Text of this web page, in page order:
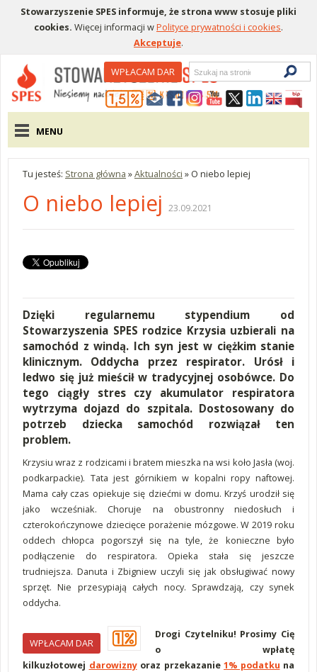
Stowarzyszenie SPES informuje, że strona www stosuje pliki
cookies. Więcej informacji wPolityce prywatności i cookies.
Akceptuje.
Menu pomocniczeWPŁACAM DAR
Wyszukiwarka
Menu główne
MENU
Tu jesteś: Strona główna »Aktualności » O niebo lepiej
O niebo lepiej 23.09.2021
Dzięki regularnemu stypendium od
Stowarzyszenia SPES rodzice Krzysia uzbierali na
samochód z windą. Ich syn jest w ciężkim stanie
klinicznym. Oddycha przez respirator. Urósł i
ledwo się już mieścił w tradycyjnej osobówce. Do
tego ciągły stres czy akumulator respiratora
wytrzyma dojazd do szpitala. Dostosowany do
potrzeb dziecka samochód rozwiązał ten
problem.
Krzysiu wraz z rodzicami i bratem mieszka na wsi koło Jasła (woj.
podkarpackie). Tata jest górnikiem w kopalni ropy naftowej.
Mama cały czas opiekuje się dziećmi w domu. Krzyś urodził się
jako wcześniak. Choruje na obustronny niedosłuch i
czterokończynowe dziecięce porażenie mózgowe. W 2019 roku
oddech chłopca pogorszył się na tyle, że konieczne było
podłączenie do respiratora. Opieka stała się jeszcze
trudniejsza. Danuta i Zbigniew uczyli się jak obsługiwać nowy
sprzęt. Nie przesypiają całych nocy. Sprawdzają, czy synek
oddycha.
WPŁACAM DAR
Drogi Czytelniku! Prosimy Cię
o wpłatę
kilkuzłotowej darowiznyoraz przekazanie 1% podatku na